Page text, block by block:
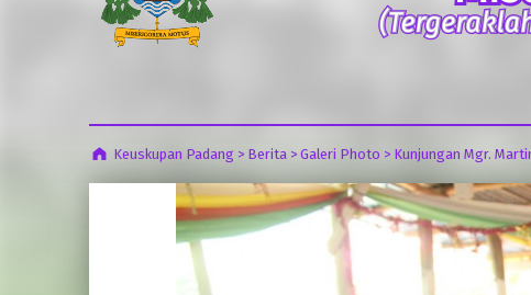
Keuskupan Padang > Berita >Galeri Photo > Kunjungan Mgr.